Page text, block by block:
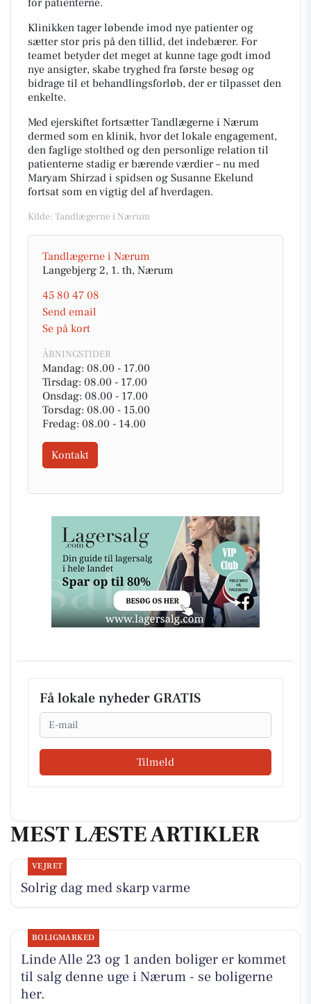
for patienterne.
Klinikken tager løbende imod nye patienter og
sætter stor pris på den tillid, det indebærer. For
teamet betyder det meget at kunne tage godt imod
nye ansigter, skabe tryghed fra første besøg og
bidrage til et behandlingsforløb, der er tilpasset den
enkelte.
Med ejerskiftet fortsætter Tandlægerne i Nærum
dermed som en klinik, hvor det lokale engagement,
den faglige stolthed og den personlige relation til
patienterne stadig er bærende værdier – nu med
Maryam Shirzad i spidsen og Susanne Ekelund
fortsat som en vigtig del af hverdagen.
Kilde: Tandlægerne i Nærum
Tandlægerne i Nærum
Langebjerg 2, 1. th, Nærum
45 80 47 08
Send email
Se på kort
ÅBNINGSTIDER
Mandag: 08.00 - 17.00
Tirsdag: 08.00 - 17.00
Onsdag: 08.00 - 17.00
Torsdag: 08.00 - 15.00
Fredag: 08.00 - 14.00
Kontakt
Få lokale nyheder GRATIS
Email
Tilmeld
MEST LÆSTE ARTIKLER
VEJRET
Solrig dag med skarp varme
BOLIGMARKED
Linde Alle 23 og 1 anden boliger er kommet
til salg denne uge i Nærum - se boligerne
her.